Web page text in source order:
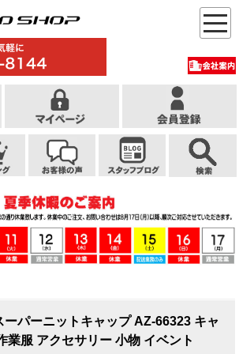
ーパーニットキャップ AZ-66323 キャ
業服 アクセサリー 小物 イベント